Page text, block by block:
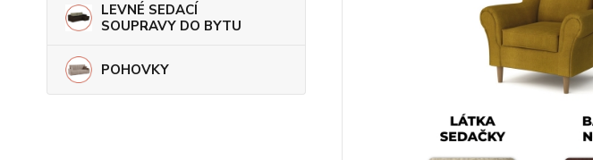
LEVNÉ SEDACÍ
SOUPRAVY DO BYTU
POHOVKY